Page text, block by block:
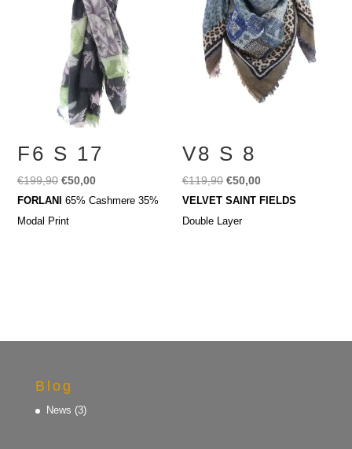
F6 S 17
€199,90 Ursprünglicher
Preis
war:
€50,00Aktueller
Preis
FORLANI 65% Cashmere 35%
Modal Print
V8 S 8
€119,90 Ursprünglicher
Preis
war:
€50,00Aktueller
Preis
VELVET SAINT FIELDS
Double Layer
Blog
News (3)